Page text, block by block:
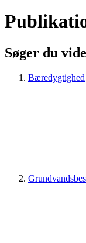
Søger du
Bæredygtighed